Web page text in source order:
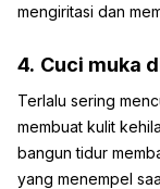
mengiritasi dan
4. Cuci muka
Terlalu sering
membuat kulit
bangun tidur
yang menempel